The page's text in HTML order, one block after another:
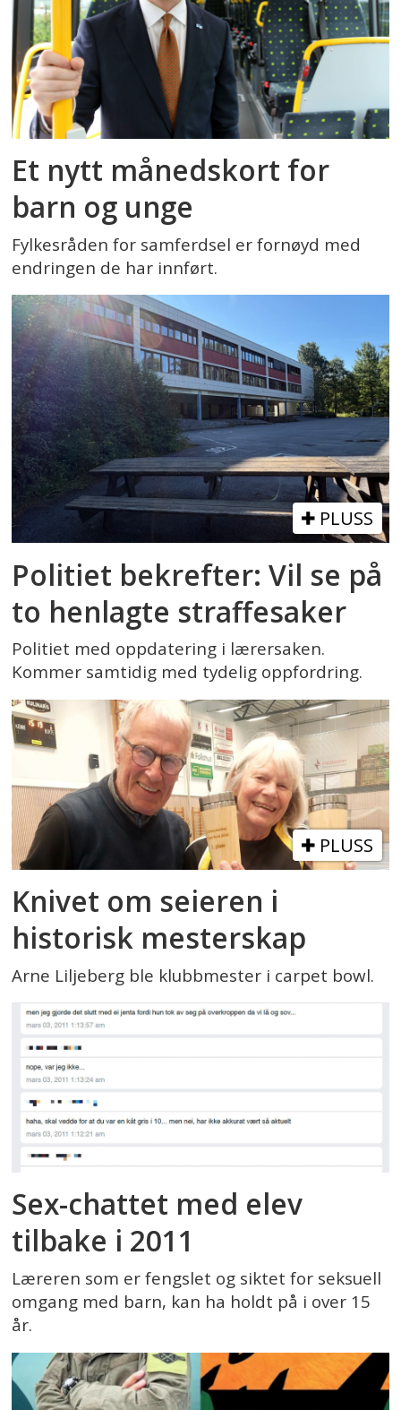
Et nytt månedskort for
barn og unge
Fylkesråden for samferdsel er fornøyd med
endringen de har innført.
PLUSS
Politiet bekrefter: Vil se på
to henlagte straffesaker
Politiet med oppdatering i lærersaken.
Kommer samtidig med tydelig oppfordring.
PLUSS
Knivet om seieren i
historisk mesterskap
Arne Liljeberg ble klubbmester i carpet bowl.
Sex-chattet med elev
tilbake i 2011
Læreren som er fengslet og siktet for seksuell
omgang med barn, kan ha holdt på i over 15
år.